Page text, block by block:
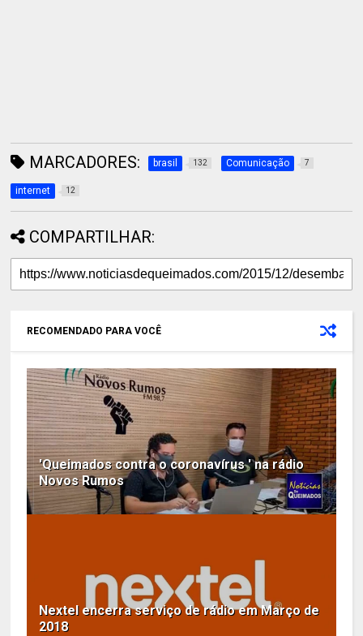
MARCADORES: brasil 132 Comunicação 7
internet 12
COMPARTILHAR:
RECOMENDADO PARA VOCÊ
'Queimados contra o coronavírus ' na rádio
Novos Rumos
Nextel encerra serviço de rádio em Março de
2018